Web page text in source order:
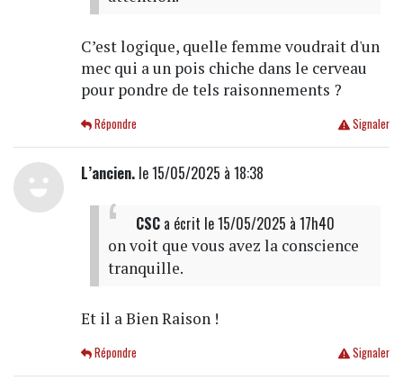
C’est logique, quelle femme voudrait d'un
mec qui a un pois chiche dans le cerveau
pour pondre de tels raisonnements ?
Signaler
Répondre
L’ancien.le 15/05/2025 à 18:38
CSCa écrit le 15/05/2025 à 17h40
on voit que vous avez la conscience
tranquille.
Et il a Bien Raison !
Signaler
Répondre